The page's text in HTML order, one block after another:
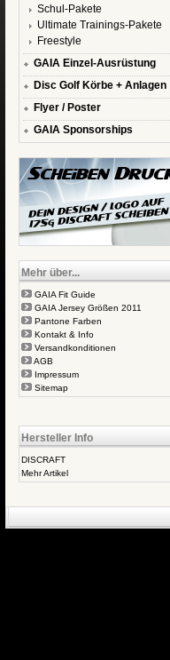
Schul-Pakete
Ultimate Trainings-Pakete
Freestyle
GAIA Einzel-Ausrüstung
Disc Golf Körbe + Anlagen
Flyer / Poster
GAIA Sponsorships
Mehr über...
GAIA Fit Guide
GAIA Jersey Größen 2011
Pantone Farben
Kontakt & Info
Versandkonditionen
AGB
Impressum
Sitemap
Hersteller Info
DISCRAFT
Mehr Artikel